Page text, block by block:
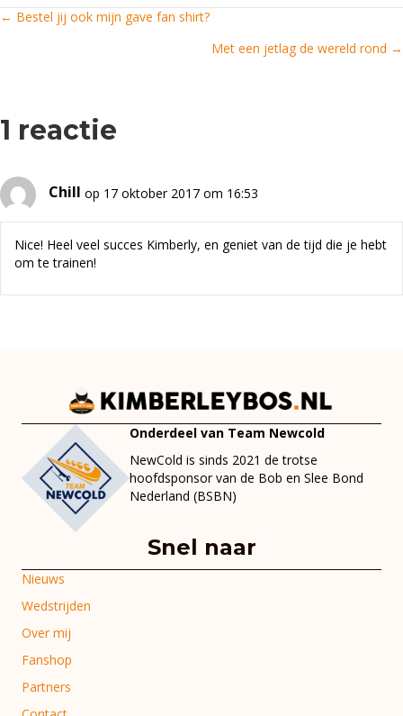
Posts
← Bestel jij ook mijn gave fan shirt?
Met een jetlag de wereld rond →
1 reactie
Chill op 17 oktober 2017 om 16:53
Nice! Heel veel succes Kimberly, en geniet van de tijd die je hebt
om te trainen!
Onderdeel van Team Newcold
NewCold is sinds 2021 de trotse
hoofdsponsor van de Bob en Slee Bond
Nederland (BSBN)
Snel naar
Nieuws
Wedstrijden
Over mij
Fanshop
Partners